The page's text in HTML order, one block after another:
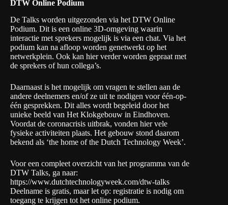
DTW Online Podium
De Talks worden uitgezonden via het DTW Online
Podium. Dit is een online 3D-omgeving waarin
interactie met sprekers mogelijk is via een chat. Via het
podium kan na afloop worden genetwerkt op het
netwerkplein. Ook kan hier verder worden gepraat met
de sprekers of hun collega’s.
Daarnaast is het mogelijk om vragen te stellen aan de
andere deelnemers en/of ze uit te nodigen voor één-op-
één gesprekken. Dit alles wordt begeleid door het
unieke beeld van Het Klokgebouw in Eindhoven.
Voordat de coronacrisis uitbrak, vonden hier vele
fysieke activiteiten plaats. Het gebouw stond daarom
bekend als ‘the home of the Dutch Technology Week’.
Voor een compleet overzicht van het programma van de
DTW Talks, ga naar:
https://www.dutchtechnologyweek.com/dtw-talks
Deelname is gratis, maar let op: registratie is nodig om
toegang te krijgen tot het online podium.